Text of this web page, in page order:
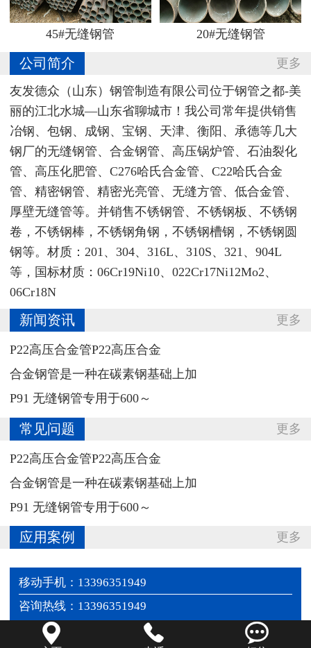
45#无缝钢管 20#无缝钢管
更多
公司简介
友发德众（山东）钢管制造有限公司位于钢管之都-美
丽的江北水城—山东省聊城市！我公司常年提供销售
冶钢、包钢、成钢、宝钢、天津、衡阳、承德等几大
钢厂的无缝钢管、合金钢管、高压锅炉管、石油裂化
管、高压化肥管、C276哈氏合金管、C22哈氏合金
管、精密钢管、精密光亮管、无缝方管、低合金管、
厚壁无缝管等。并销售不锈钢管、不锈钢板、不锈钢
卷，不锈钢棒，不锈钢角钢，不锈钢槽钢，不锈钢圆
钢等。材质：201、304、316L、310S、321、904L
等，国标材质：06Cr19Ni10‌、022Cr17Ni12Mo2、
06Cr18N
更多
新闻资讯
‌P22高压合金管P22高压合金
合金钢管‌是一种在碳素钢基础上加
P91 无缝钢管专用于‌600～
更多
常见问题
‌P22高压合金管P22高压合金
合金钢管‌是一种在碳素钢基础上加
P91 无缝钢管专用于‌600～
更多
应用案例
移动手机：13396351949
咨询热线：13396351949
  